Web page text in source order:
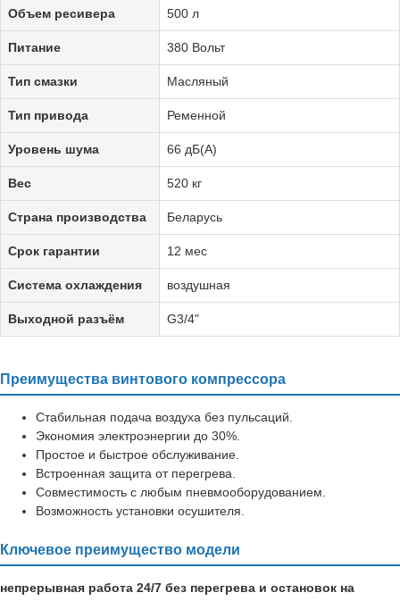
Объем ресивера 500 л
Питание 380 Вольт
Тип смазки Масляный
Тип привода Ременной
Уровень шума 66 дБ(А)
Вес 520 кг
Страна производства Беларусь
Срок гарантии 12 мес
Система охлаждения воздушная
Выходной разъём G3/4"
Преимущества винтового компрессора
Стабильная подача воздуха без пульсаций.
Экономия электроэнергии до 30%.
Простое и быстрое обслуживание.
Встроенная защита от перегрева.
Совместимость с любым пневмооборудованием.
Возможность установки осушителя.
Ключевое преимущество модели
непрерывная работа 24/7 без перегрева и остановок на